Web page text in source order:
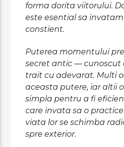
forma dorita viitorului.
este esential sa
constient.
Puterea momentului
secret antic — cunoscut
trait cu adevarat. Multi
aceasta putere, iar altii
simpla pentru a fi
care invata sa o
viata lor se schimba
spre exterior.